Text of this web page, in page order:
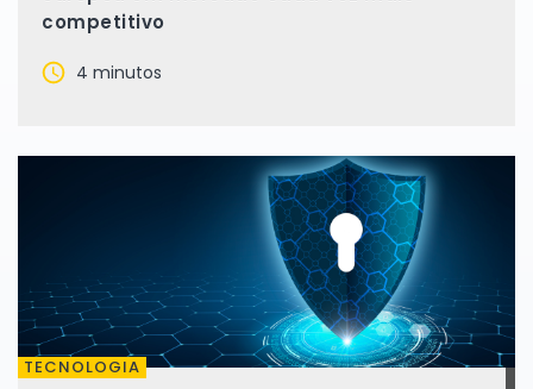
competitivo
4 minutos
TECNOLOGIA